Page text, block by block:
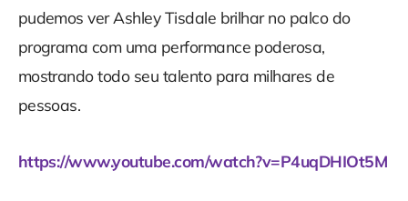
pudemos ver Ashley Tisdale brilhar no palco do
programa com uma performance poderosa,
mostrando todo seu talento para milhares de
pessoas.
https://www.youtube.com/watch?v=P4uqDHIOt5M